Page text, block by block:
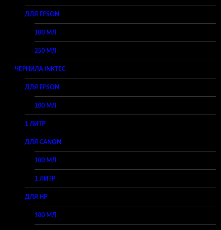
ДЛЯ EPSON
100 МЛ
250 МЛ
ЧЕРНИЛА INKTEC
ДЛЯ EPSON
100 МЛ
1 ЛИТР
ДЛЯ CANON
100 МЛ
1 ЛИТР
ДЛЯ HP
100 МЛ